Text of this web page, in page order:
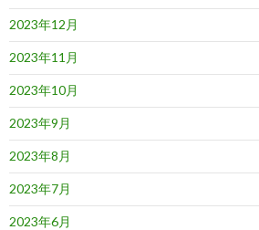
2023年12月
2023年11月
2023年10月
2023年9月
2023年8月
2023年7月
2023年6月